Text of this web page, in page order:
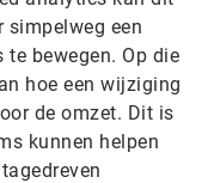
simpelweg een
bewegen. Op die
hoe een wijziging
de omzet. Dit is
kunnen helpen